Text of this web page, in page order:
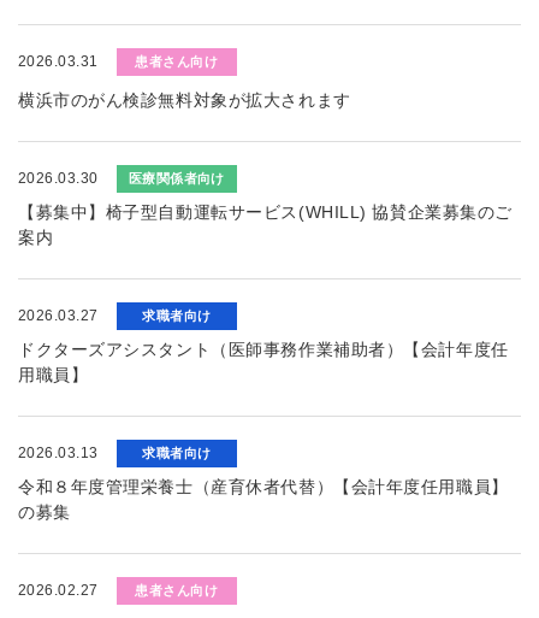
2026.03.31 患者さん向け
横浜市のがん検診無料対象が拡大されます
2026.03.30 医療関係者向け
【募集中】椅子型自動運転サービス(WHILL) 協賛企業募集のご
案内
2026.03.27 求職者向け
ドクターズアシスタント（医師事務作業補助者）【会計年度任
用職員】
2026.03.13 求職者向け
令和８年度管理栄養士（産育休者代替）【会計年度任用職員】
の募集
2026.02.27 患者さん向け